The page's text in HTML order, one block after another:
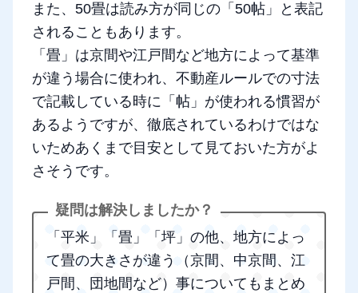
また、50畳は読み方が同じの「50帖」と表記
されることもあります。
「畳」は京間や江戸間など地方によって基準
が違う場合に使われ、不動産ルールでの寸法
で記載している時に「帖」が使われる慣習が
あるようですが、徹底されているわけではな
いためあくまで目安として見ておいた方がよ
さそうです。
「平米」「畳」「坪」の他、地方によっ
て畳の大きさが違う（京間、中京間、江
戸間、団地間など）事についてもまとめ